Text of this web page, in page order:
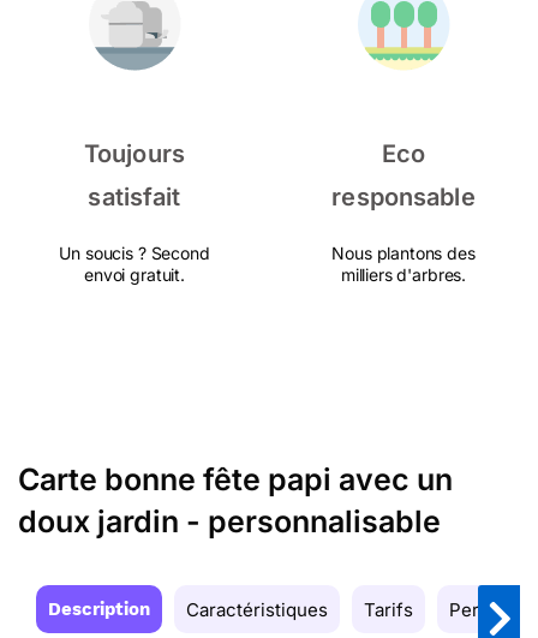
Toujours
satisfait
Un soucis ? Second
envoi gratuit.
Eco
responsable
Nous plantons des
milliers d'arbres.
Carte bonne fête papi avec un
doux jardin - personnalisable
Description Caractéristiques Tarifs